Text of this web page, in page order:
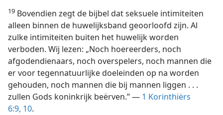
19 Bovendien zegt de bijbel dat seksuele intimiteiten
alleen binnen de huwelijksband geoorloofd zijn. Al
zulke intimiteiten buiten het huwelijk worden
verboden. Wij lezen: „Noch hoereerders, noch
afgodendienaars, noch overspelers, noch mannen die
er voor tegennatuurlijke doeleinden op na worden
gehouden, noch mannen die bij mannen liggen . . .
zullen Gods koninkrijk beërven.” — 1 Korinthiërs
6:9, 10.